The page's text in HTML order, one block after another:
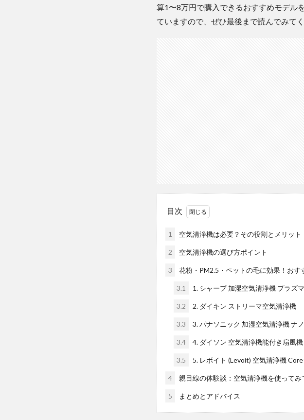
算1〜8万円で購入できるおすすめモデル
ていますので、ぜひ最後まで読んでみてく
目次
1 空気清浄機は必要？その役割とメリット
2 空気清浄機の選び方ポイント
3 花粉・PM2.5・ペットの毛に効果！おす
3.1 1. シャープ 加湿空気清浄機 プラズ
3.2 2. ダイキン ストリーマ空気清浄機
3.3 3. パナソニック 加湿空気清浄機 ナ
3.4 4. ダイソン 空気清浄機能付き扇風
3.5 5. レボイト (Levoit) 空気清浄機
4 親目線の体験談：空気清浄機を使ってみ
5 まとめとアドバイス